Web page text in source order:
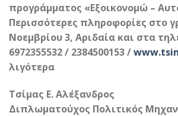
προγράμματος «Εξοικονομώ –
Περισσότερες πληροφορίες στο
Νοεμβρίου 3, Αριδαία και στα
6972355532 / 2384500153 /
λιγότερα
Τσίμας Ε. Αλέξανδρος
Διπλωματούχος Πολιτικός